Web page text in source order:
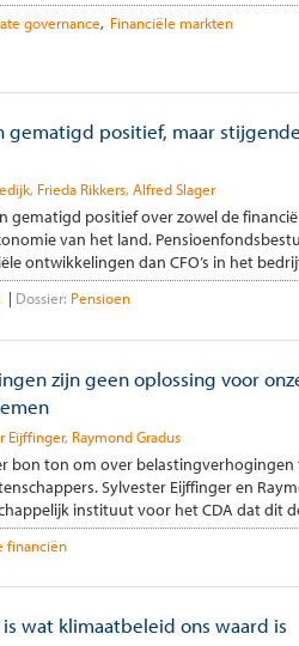
governance Financiële markten
gematigd positief, maar
Frieda Rikkers Alfred Slager
gematigd positief over zowel de
van het land.
ontwikkelingen dan CFO’s in het
Dossier: Pensioen
zijn geen oplossing voor
Eijffinger Raymond Gradus
bon ton om over belastingverhogingen
Sylvester Eijffinger en
instituut voor het CDA dat dit
financiën
wat klimaatbeleid ons waard is